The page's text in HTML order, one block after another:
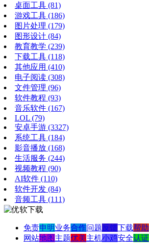
桌面工具 (81)
游戏工具 (186)
图片处理 (179)
图形设计 (84)
教育教学 (239)
下载工具 (118)
其他应用 (410)
电子阅读 (308)
文件管理 (96)
软件教程 (93)
音乐软件 (167)
LOL (79)
安卓手游 (3327)
系统工具 (184)
影音播放 (168)
生活服务 (244)
视频教程 (90)
AI软件 (110)
软件开发 (84)
音频工具 (111)
免责申明业务合作问题反馈下载帮助
网站地图 主题优美主机小鸡安全认证